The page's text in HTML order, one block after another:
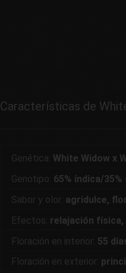
Características de
Genética: White Widow x
Genotipo: 65% índica/
Sabor y olor: agridulce,
Efectos: relajación
Floración en interior: 55
Floración en exterior: